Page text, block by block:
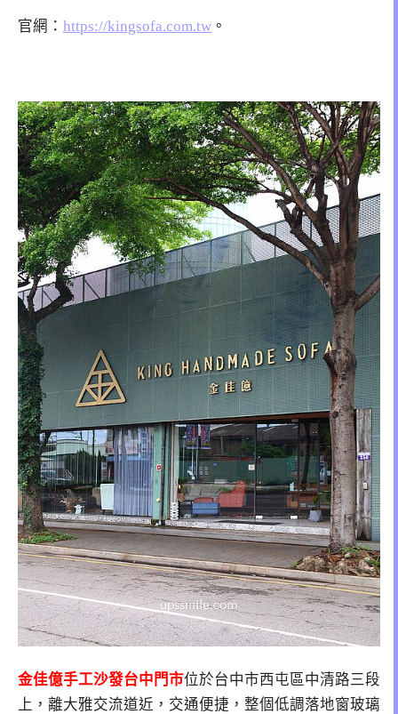
官網： https://kingsofa.com.tw 。
金佳億手工沙發台中門市位於台中市西屯區中清路三段
上，離大雅交流道近，交通便捷，整個低調落地窗玻璃